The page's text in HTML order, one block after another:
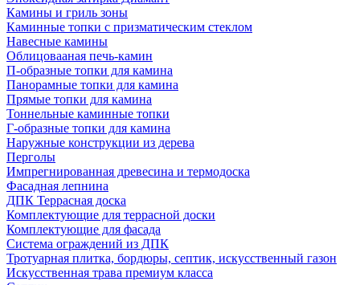
Камины и гриль зоны
Каминные топки с призматическим стеклом
Навесные камины
Облицовааная печь-камин
П-образные топки для камина
Панорамные топки для камина
Прямые топки для камина
Тоннельные каминные топки
Г-образные топки для камина
Наружные конструкции из дерева
Перголы
Импрегнированная древесина и термодоска
Фасадная лепнина
ДПК Террасная доска
Комплектующие для террасной доски
Комплектующие для фасада
Система ограждений из ДПК
Тротуарная плитка, бордюры, септик, искусственный газон
Искусственная трава премиум класса